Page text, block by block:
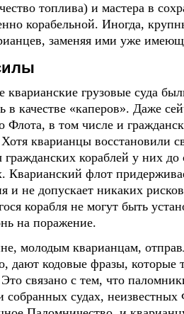
топлива) и мастера в
корабельной. Иногда,
, заменяя ими уже
кварианские грузовые суда
в качестве «каперов». Даже
в том числе и
кварианцы восстановили
гражданских кораблей у них
Кварианский флот
и не допускает никаких
корабля не могут быть
на поражение.
молодым кварианцам,
дают кодовые фразы, которые
связано с тем, что
собранных судах,